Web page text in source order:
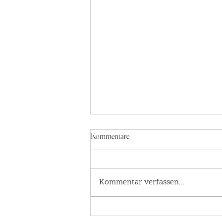
Weihnachtsedition - Harzseife
Kommentare
Kommentar verfassen...